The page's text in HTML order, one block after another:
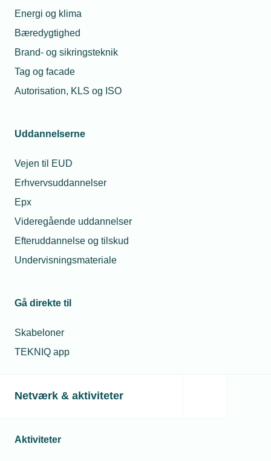
Energi og klima
Bæredygtighed
Brand- og sikringsteknik
Tag og facade
Autorisation, KLS og ISO
Uddannelserne
Vejen til EUD
Erhvervsuddannelser
Epx
Videregående uddannelser
Efteruddannelse og tilskud
Undervisningsmateriale
Gå direkte til
Skabeloner
TEKNIQ app
Netværk & aktiviteter
Aktiviteter